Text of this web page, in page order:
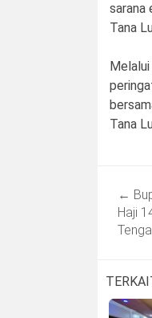
sarana
Tana
Tana
←
Haji